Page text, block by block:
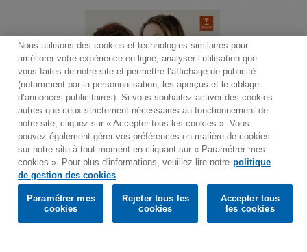
Contact Bulletin
Conditions générales d'utilisation
Politique de traitement des données
Would you prefer to visit our website in English?
Confirm
Nous utilisons des cookies et technologies similaires pour
améliorer votre expérience en ligne, analyser l’utilisation que
vous faites de notre site et permettre l’affichage de publicité
(notamment par la personnalisation, les aperçus et le ciblage
d’annonces publicitaires). Si vous souhaitez activer des cookies
autres que ceux strictement nécessaires au fonctionnement de
notre site, cliquez sur « Accepter tous les cookies ». Vous
pouvez également gérer vos préférences en matière de cookies
sur notre site à tout moment en cliquant sur « Paramétrer mes
cookies ». Pour plus d'informations, veuillez lire notre politique
de gestion des cookies
Paramétrer mes
cookies
Rejeter tous les
cookies
Accepter tous
les cookies